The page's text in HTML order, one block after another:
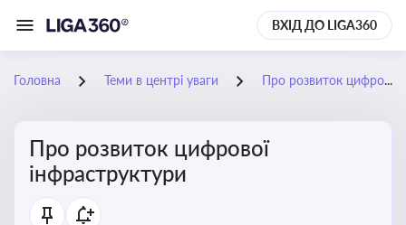
ВХІД ДО LIGA360
Головна Теми в центрі уваги Про розвиток цифрової інфраструктури
Про розвиток цифрової
інфраструктури